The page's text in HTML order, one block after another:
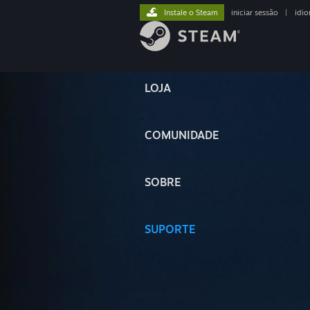
LOJA
COMUNIDADE
SOBRE
SUPORTE
Instale o Steam iniciar sessão